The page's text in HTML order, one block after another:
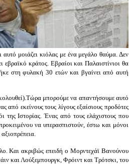
μοιάζει κιόλας με ένα μεγάλο θαύμα. Δεν
κράτος. Εβραίοι και Παλαιστίνιοι θα
στη φυλακή 30 ετών και βγαίνει από αυτή
μπορούμε να απαντήσουμε αυτό
εκείνους τους λίγους εξαίσιους προδότες
Ιστορίας. Ένας από τους ελάχιστους που
να υπερασπιστούν, έστω και μόνοι
Και ακριβώς επειδή ο Μορντεχάϊ Βανούνου
και Λούξεμπουργκ, Φρόιντ και Τρότσκι, του